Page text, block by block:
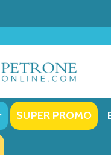
SUPER PROMO